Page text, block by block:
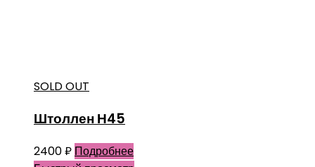
SOLD OUT
Штоллен Н45
2400₽ Подробнее